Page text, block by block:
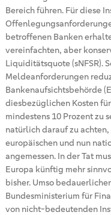
Bereich führen. Für diese
betroffenen Banken
vereinfachten, aber
Liquiditätsquote (sNFSR).
Meldeanforderungen
Bankenaufsichtsbehörde
diesbezüglichen Kosten
mindestens 10 Prozent zu
natürlich darauf zu
europäischen und nun
angemessen. In der Tat
Europa künftig mehr
bisher. Umso
Bundesministerium für
von nicht-bedeutenden